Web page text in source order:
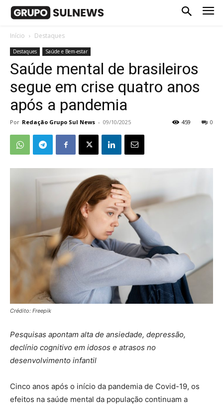
Início Destaques
Destaques Saúde e Bem-estar
Saúde mental de brasileiros
segue em crise quatro anos
após a pandemia
Por Redação Grupo Sul News - 09/10/2025 0
459
Crédito: Freepik
Pesquisas apontam alta de ansiedade, depressão,
declínio cognitivo em idosos e atrasos no
desenvolvimento infantil
Cinco anos após o início da pandemia de Covid-19, os
efeitos na saúde mental da população continuam a